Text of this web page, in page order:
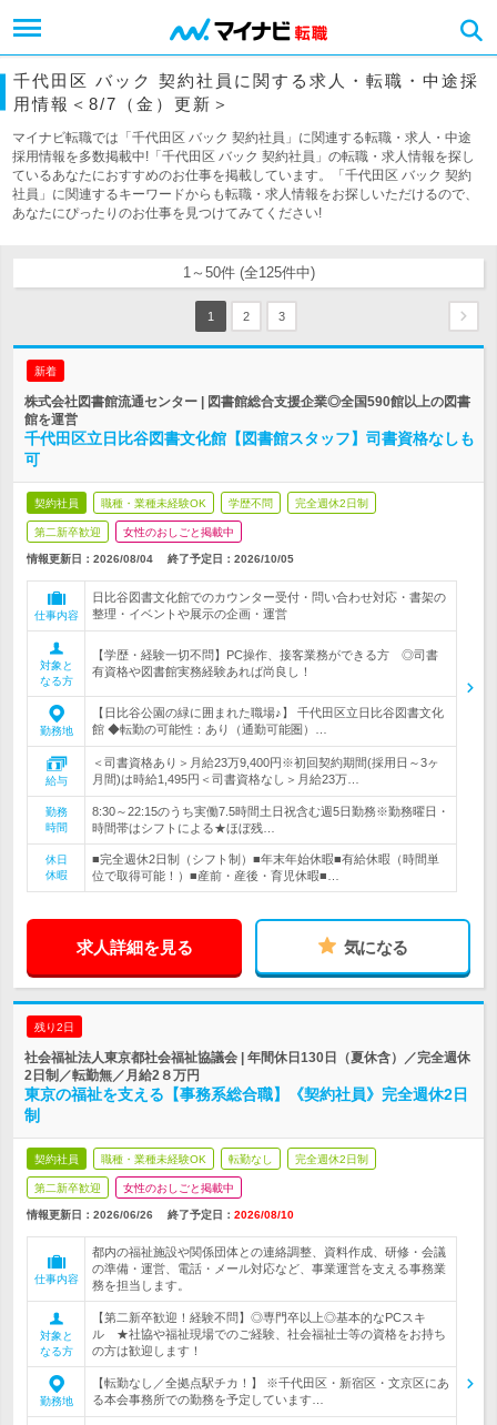
千代田区 バック 契約社員に関する求人・転職・中途採
用情報＜8/7（金）更新＞
マイナビ転職では「千代田区 バック 契約社員」に関連する転職・求人・中途
採用情報を多数掲載中!「千代田区 バック 契約社員」の転職・求人情報を探し
ているあなたにおすすめのお仕事を掲載しています。「千代田区 バック 契約
社員」に関連するキーワードからも転職・求人情報をお探しいただけるので、
あなたにぴったりのお仕事を見つけてみてください!
1～50件 (全125件中)
1 2 3
新着
株式会社図書館流通センター | 図書館総合支援企業◎全国590館以上の図書
館を運営
千代田区立日比谷図書文化館【図書館スタッフ】司書資格なしも
可
契約社員 職種・業種未経験OK 学歴不問 完全週休2日制
第二新卒歓迎 女性のおしごと掲載中
情報更新日：2026/08/04 終了予定日： 2026/10/05
仕事内容
日比谷図書文化館でのカウンター受付・問い合わせ対応・書架の
整理・イベントや展示の企画・運営
対象と
なる方
【学歴・経験一切不問】PC操作、接客業務ができる方 ◎司書
有資格や図書館実務経験あれば尚良し！
勤務地
【日比谷公園の緑に囲まれた職場♪】 千代田区立日比谷図書文化
館 ◆転勤の可能性：あり（通勤可能圏）…
給与
＜司書資格あり＞月給23万9,400円※初回契約期間(採用日～3ヶ
月間)は時給1,495円＜司書資格なし＞月給23万…
勤務
時間
8:30～22:15のうち実働7.5時間土日祝含む週5日勤務※勤務曜日・
時間帯はシフトによる★ほぼ残…
休日
休暇
■完全週休2日制（シフト制）■年末年始休暇■有給休暇（時間単
位で取得可能！）■産前・産後・育児休暇■…
求人詳細を見る 気になる
残り2日
社会福祉法人東京都社会福祉協議会 | 年間休日130日（夏休含）／完全週休
2日制／転勤無／月給2８万円
東京の福祉を支える【事務系総合職】《契約社員》完全週休2日
制
契約社員 職種・業種未経験OK 転勤なし 完全週休2日制
第二新卒歓迎 女性のおしごと掲載中
情報更新日：2026/06/26 終了予定日： 2026/08/10
仕事内容
都内の福祉施設や関係団体との連絡調整、資料作成、研修・会議
の準備・運営、電話・メール対応など、事業運営を支える事務業
務を担当します。
対象と
なる方
【第二新卒歓迎！経験不問】◎専門卒以上◎基本的なPCスキ
ル ★社協や福祉現場でのご経験、社会福祉士等の資格をお持ち
の方は歓迎します！
勤務地
【転勤なし／全拠点駅チカ！】 ※千代田区・新宿区・文京区にあ
る本会事務所での勤務を予定しています…